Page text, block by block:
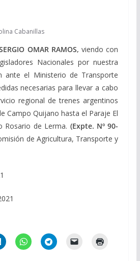
Cabanillas
OMAR RAMOS,viendo con
Nacionales por nuestra
ante el Ministerio de Transporte
necesarias para llevar a cabo
regional de trenes argentinos
Campo Quijano hasta el Paraje El
Rosario de Lerma. (Expte. Nº 90-
de Agricultura, Transporte y